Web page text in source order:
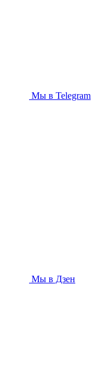
Мы в Telegram
Мы в Дзен